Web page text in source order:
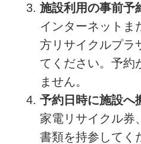
施設利用の事前予
インターネットま
方リサイクルプラ
てください。予約
ません。
予約日時に施設へ
家電リサイクル券
書類を持参してく